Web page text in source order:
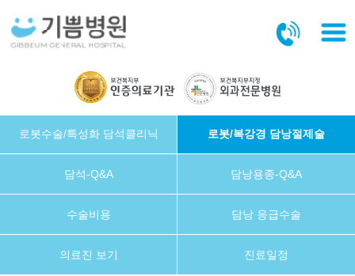
로봇수술/특성화 담석클리닉 로봇/복강경 담낭절제술
담석-Q&A 담낭용종-Q&A
수술비용 담낭 응급수술
의료진 보기 진료일정